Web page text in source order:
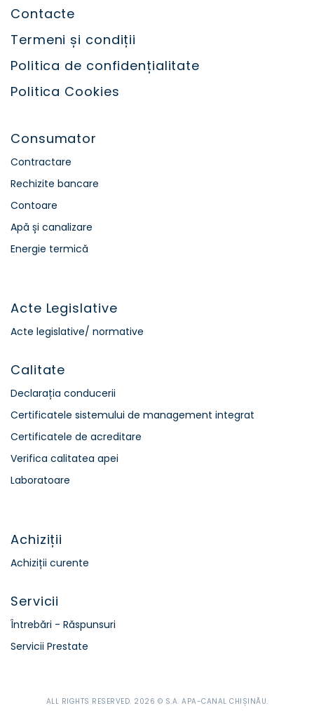
Contacte
Termeni și condiții
Politica de confidențialitate
Politica Cookies
Consumator
Contractare
Rechizite bancare
Contoare
Apă și canalizare
Energie termică
Acte Legislative
Acte legislative/ normative
Calitate
Declarația conducerii
Certificatele sistemului de management integrat
Certificatele de acreditare
Verifica calitatea apei
Laboratoare
Achiziții
Achiziții curente
Servicii
Întrebări - Răspunsuri
Servicii Prestate
ALL RIGHTS RESERVED. 2026 © S.A. APA-CANAL CHIȘINĂU.